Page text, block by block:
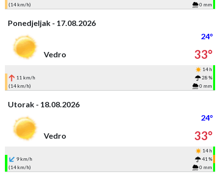
(14 km/h)
0 mm
Ponedjeljak - 17.08.2026
24°
Vedro
33°
14 h
11 km/h
28 %
(14 km/h)
0 mm
Utorak - 18.08.2026
24°
Vedro
33°
14 h
9 km/h
41 %
(14 km/h)
0 mm